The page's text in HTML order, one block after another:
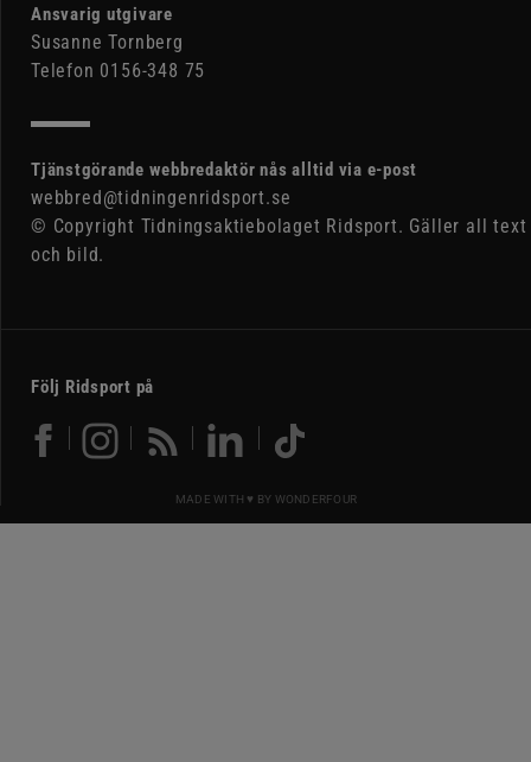
Ansvarig utgivare
Susanne Tornberg
Telefon 0156-348 75
Tjänstgörande webbredaktör nås alltid via e-post
webbred@tidningenridsport.se
© Copyright Tidningsaktiebolaget Ridsport. Gäller all text
och bild.
Följ Ridsport på
MADE WITH ♥ BY WONDERFOUR